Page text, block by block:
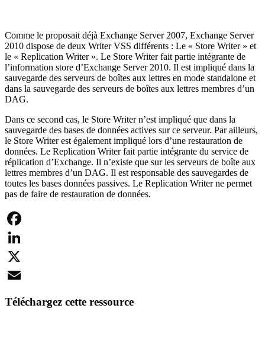
Comme le proposait déjà Exchange Server 2007, Exchange Server
2010 dispose de deux Writer VSS différents : Le « Store Writer » et
le « Replication Writer ». Le Store Writer fait partie intégrante de
l’information store d’Exchange Server 2010. Il est impliqué dans la
sauvegarde des serveurs de boîtes aux lettres en mode standalone et
dans la sauvegarde des serveurs de boîtes aux lettres membres d’un
DAG.
Dans ce second cas, le Store Writer n’est impliqué que dans la
sauvegarde des bases de données actives sur ce serveur. Par ailleurs,
le Store Writer est également impliqué lors d’une restauration de
données. Le Replication Writer fait partie intégrante du service de
réplication d’Exchange. Il n’existe que sur les serveurs de boîte aux
lettres membres d’un DAG. Il est responsable des sauvegardes de
toutes les bases données passives. Le Replication Writer ne permet
pas de faire de restauration de données.
Facebook
LinkedIn
X
Téléchargez cette ressource